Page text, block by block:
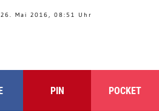
Mai 2016, 08:51 Uhr
PIN POCKET